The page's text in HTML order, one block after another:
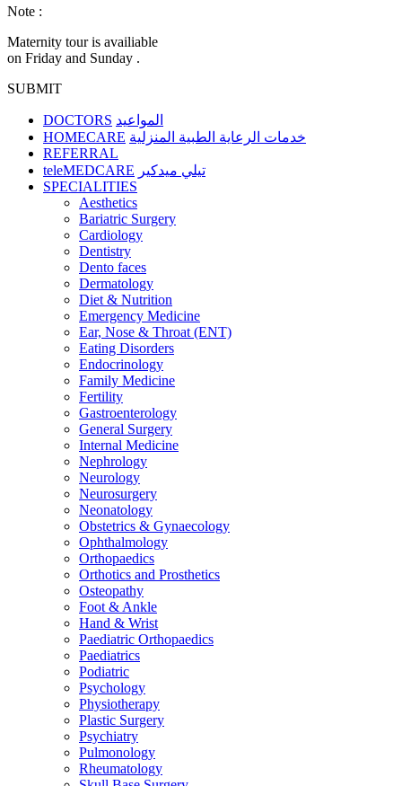
Note :
Maternity tour is availiable
on Friday and Sunday .
SUBMIT
DOCTORS المواعيد
HOMECARE خدمات الرعاية الطبية المنزلية
REFERRAL
teleMEDCARE تيلي ميدكير
SPECIALITIES
Aesthetics
Bariatric Surgery
Cardiology
Dentistry
Dento faces
Dermatology
Diet & Nutrition
Emergency Medicine
Ear, Nose & Throat (ENT)
Eating Disorders
Endocrinology
Family Medicine
Fertility
Gastroenterology
General Surgery
Internal Medicine
Nephrology
Neurology
Neurosurgery
Neonatology
Obstetrics & Gynaecology
Ophthalmology
Orthopaedics
Orthotics and Prosthetics
Osteopathy
Foot & Ankle
Hand & Wrist
Paediatric Orthopaedics
Paediatrics
Podiatric
Psychology
Physiotherapy
Plastic Surgery
Psychiatry
Pulmonology
Rheumatology